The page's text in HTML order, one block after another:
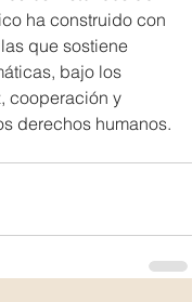
ha construido con
que sostiene
bajo los
cooperación y
derechos humanos.